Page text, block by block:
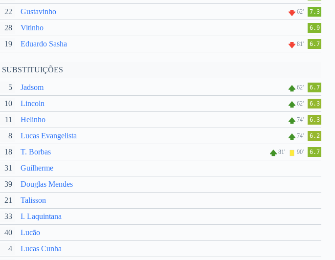
22 Gustavinho 62' 7.3
28 Vitinho 6.9
19 Eduardo Sasha 81' 6.7
SUBSTITUIÇÕES
5 Jadsom 62' 6.7
10 Lincoln 62' 6.3
11 Helinho 74' 6.3
8 Lucas Evangelista 74' 6.2
18 T. Borbas 81' 90' 6.7
31
Guilherme
39
Douglas Mendes
21
Talisson
33
I. Laquintana
40
Lucão
4
Lucas Cunha